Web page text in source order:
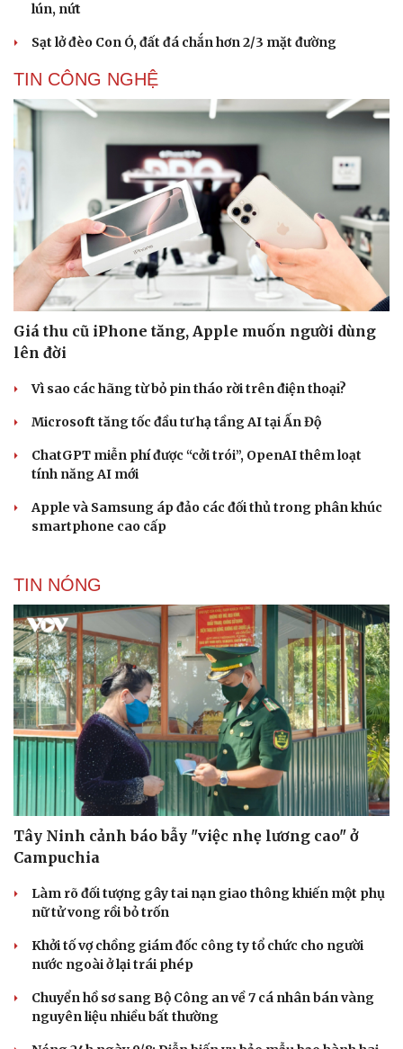
lún, nứt
Sạt lở đèo Con Ó, đất đá chắn hơn 2/3 mặt đường
TIN CÔNG NGHỆ
Giá thu cũ iPhone tăng, Apple muốn người dùng
lên đời
Vì sao các hãng từ bỏ pin tháo rời trên điện thoại?
Microsoft tăng tốc đầu tư hạ tầng AI tại Ấn Độ
ChatGPT miễn phí được “cởi trói”, OpenAI thêm loạt
tính năng AI mới
Apple và Samsung áp đảo các đối thủ trong phân khúc
smartphone cao cấp
TIN NÓNG
Tây Ninh cảnh báo bẫy "việc nhẹ lương cao" ở
Campuchia
Làm rõ đối tượng gây tai nạn giao thông khiến một phụ
nữ tử vong rồi bỏ trốn
Khởi tố vợ chồng giám đốc công ty tổ chức cho người
nước ngoài ở lại trái phép
Chuyển hồ sơ sang Bộ Công an về 7 cá nhân bán vàng
nguyên liệu nhiều bất thường